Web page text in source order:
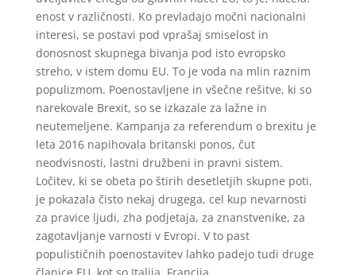
enost v različnosti. Ko prevladajo močni nacionalni
interesi, se postavi pod vprašaj smiselost in
donosnost skupnega bivanja pod isto evropsko
streho, v istem domu EU. To je voda na mlin raznim
populizmom. Poenostavljene in všečne rešitve, ki so
narekovale Brexit, so se izkazale za lažne in
neutemeljene. Kampanja za referendum o brexitu je
leta 2016 napihovala britanski ponos, čut
neodvisnosti, lastni družbeni in pravni sistem.
Ločitev, ki se obeta po štirih desetletjih skupne poti,
je pokazala čisto nekaj drugega, cel kup nevarnosti
za pravice ljudi, zha podjetaja, za znanstvenike, za
zagotavljanje varnosti v Evropi. V to past
populističnih poenostavitev lahko padejo tudi druge